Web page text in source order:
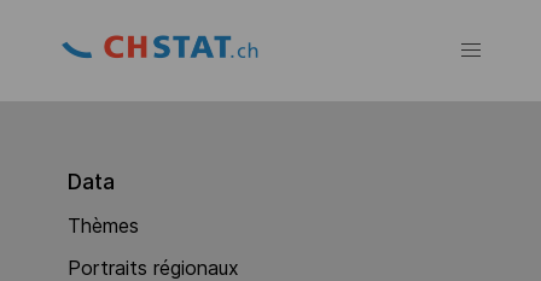
Data
Thèmes
Portraits régionaux